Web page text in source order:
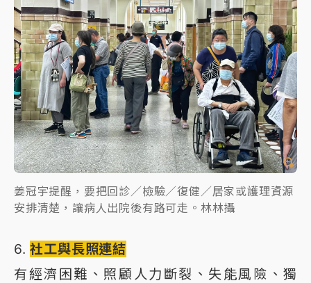
姜冠宇提醒，要把回診／檢驗／復健／居家或護理資源
安排清楚，讓病人出院後有路可走。林林攝
6.社工與長照連結
有經濟困難、照顧人力斷裂、失能風險、獨